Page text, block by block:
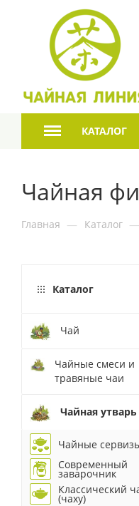
КАТАЛОГ
Чайная
Главная — Каталог —
Каталог
Чай
Чайные смеси и
травяные чаи
Чайная утварь
Чайные
Современный
заварочник
Классический
(чаху)